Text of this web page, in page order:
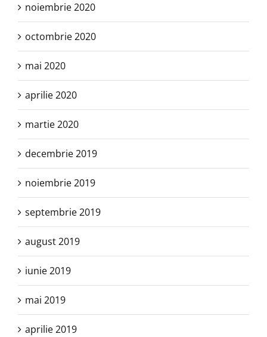
noiembrie 2020
octombrie 2020
mai 2020
aprilie 2020
martie 2020
decembrie 2019
noiembrie 2019
septembrie 2019
august 2019
iunie 2019
mai 2019
aprilie 2019